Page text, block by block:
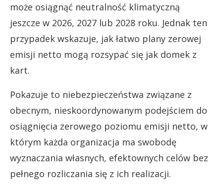
może osiągnąć neutralność klimatyczną
jeszcze w 2026, 2027 lub 2028 roku. Jednak ten
przypadek wskazuje, jak łatwo plany zerowej
emisji netto mogą rozsypać się jak domek z
kart.
Pokazuje to niebezpieczeństwa związane z
obecnym, nieskoordynowanym podejściem do
osiągnięcia zerowego poziomu emisji netto, w
którym każda organizacja ma swobodę
wyznaczania własnych, efektownych celów bez
pełnego rozliczania się z ich realizacji.